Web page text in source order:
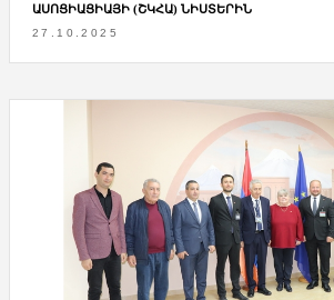
ԱՍՈՑԻԱՑԻԱՅԻ (ՇԿՀԱ) ՆԻՍՏԵՐԻՆ
27.10.2025